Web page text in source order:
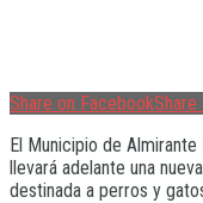
Share on Facebook
El Municipio de
llevará adelante una nueva
destinada a perros y